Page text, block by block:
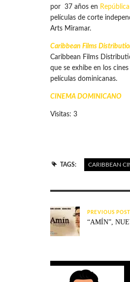
por 37 años en
películas de corte
Arts Miramar.
Caribbean Films
Caribbean Films
que se exhibe en los
películas dominicanas.
CINEMA DOMINICANO
Visitas: 3
TAGS: CARIBBEAN
PREVIOUS POST
“AMÍN”,